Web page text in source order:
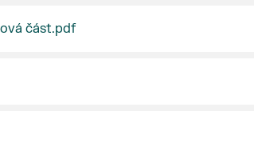
část.pdf